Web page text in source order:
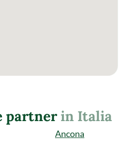
partnerin Italia
Ancona